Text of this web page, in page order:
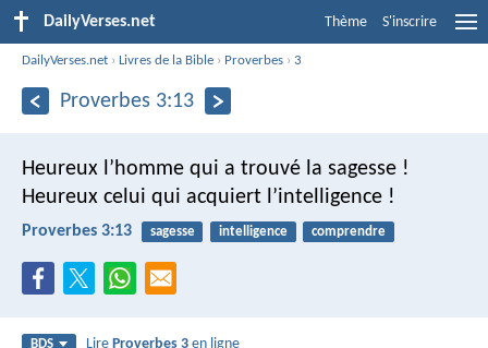
DailyVerses.net Thème S'inscrire
DailyVerses.net ›Livres de la Bible › Proverbes ›3
Proverbes 3:13
Heureux l’homme qui a trouvé la sagesse !
Heureux celui qui acquiert l’intelligence !
Proverbes 3:13 sagesse intelligence comprendre
BDS LireProverbes 3 en ligne